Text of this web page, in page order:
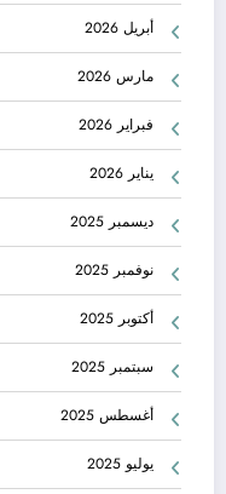
أبريل 2026
مارس 2026
فبراير 2026
يناير 2026
ديسمبر 2025
نوفمبر 2025
أكتوبر 2025
سبتمبر 2025
أغسطس 2025
يوليو 2025